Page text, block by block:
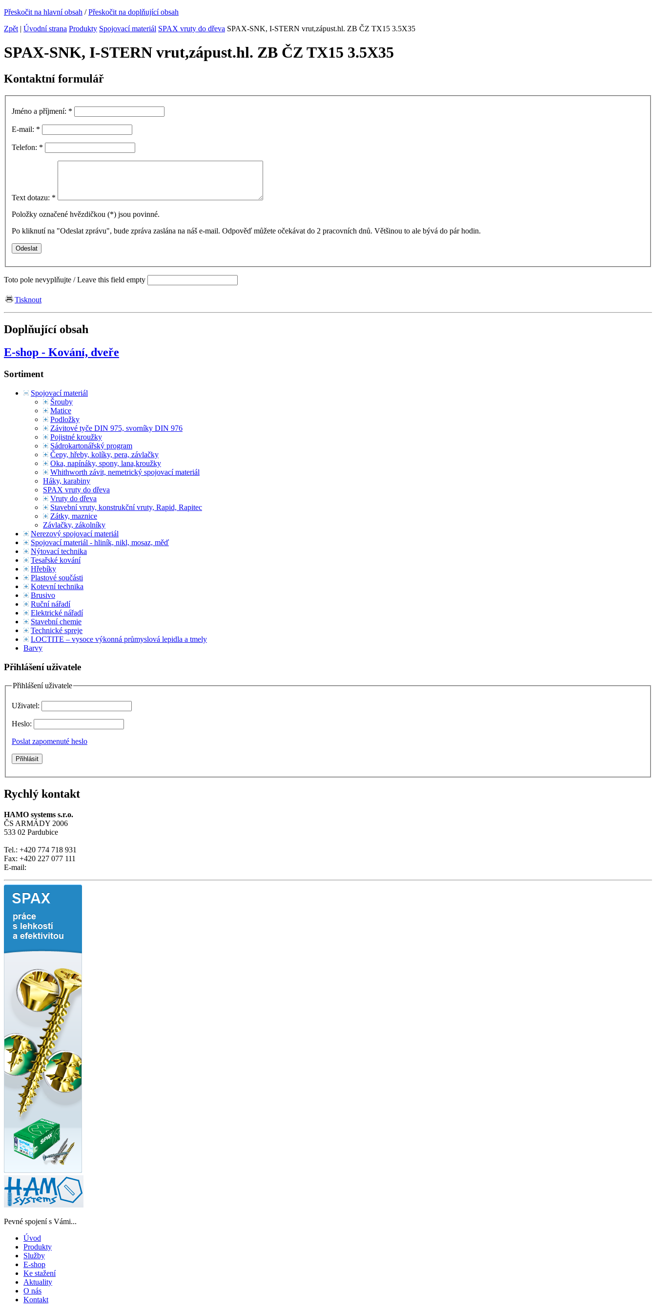
Přeskočit na hlavní obsah /Přeskočit na doplňující obsah
Zpět | Úvodní strana Produkty Spojovací materiál SPAX vruty do dřeva SPAX-SNK, I-STERN vrut,zápust.hl. ZB ČZ TX15 3.5X35
SPAX-SNK, I-STERN vrut,zápust.hl. ZB ČZ TX15 3.5X35
Kontaktní formulář
Jméno a příjmení: *
E-mail: *
Telefon: *
Text dotazu: *
Položky označené hvězdičkou (*) jsou povinné.
Po kliknutí na "Odeslat zprávu", bude zpráva zaslána na náš e-mail. Odpověď můžete očekávat do 2 pracovních dnů. Většinou to ale bývá do pár hodin.
Toto pole nevyplňujte / Leave this field empty
Tisknout
Doplňující obsah
E-shop - Kování, dveře
Sortiment
Spojovací materiál
Šrouby
Matice
Podložky
Závitové tyče DIN 975, svorníky DIN 976
Pojistné kroužky
Sádrokartonářský program
Čepy, hřeby, kolíky, pera, závlačky
Oka, napínáky, spony, lana,kroužky
Whithworth závit, nemetrický spojovací materiál
Háky, karabiny
SPAX vruty do dřeva
Vruty do dřeva
Stavební vruty, konstrukční vruty, Rapid, Rapitec
Zátky, maznice
Závlačky, zákolníky
Nerezový spojovací materiál
Spojovací materiál - hliník, nikl, mosaz, měď
Nýtovací technika
Tesařské kování
Hřebíky
Plastové součásti
Kotevní technika
Brusivo
Ruční nářadí
Elektrické nářadí
Stavební chemie
Technické spreje
LOCTITE – vysoce výkonná průmyslová lepidla a tmely
Barvy
Přihlášení uživatele
Přihlášení uživatele
Uživatel:
Heslo:
Poslat zapomenuté heslo
Rychlý kontakt
HAMO systems s.r.o.
ČS ARMÁDY 2006
533 02 Pardubice
Tel.: +420 774 718 931
Fax: +420 227 077 111
E-mail:
Pevné spojení s Vámi...
Úvod
Produkty
Služby
E-shop
Ke stažení
Aktuality
O nás
Kontakt